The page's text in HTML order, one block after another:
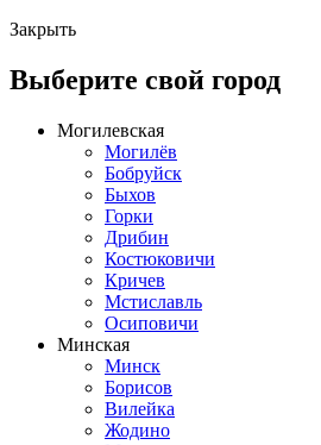
Закрыть
Выберите свой город
Могилевская
Могилёв
Бобруйск
Быхов
Горки
Дрибин
Костюковичи
Кричев
Мстиславль
Осиповичи
Минская
Минск
Борисов
Вилейка
Жодино